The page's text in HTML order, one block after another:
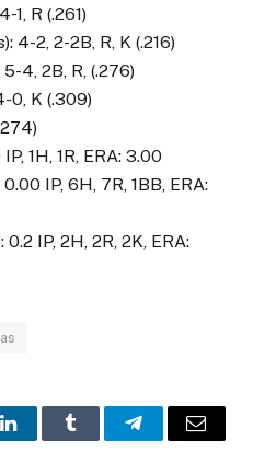
1, R (.261)
4-2, 2-2B, R, K (.216)
4, 2B, R, (.276)
0, K (.309)
1H, 1R, ERA: 3.00
IP, 6H, 7R, 1BB, ERA:
0.2 IP, 2H, 2R, 2K, ERA:
LinkedInTumblr TelegramEmail